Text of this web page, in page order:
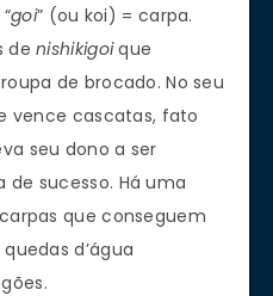
goi” (ou koi) = carpa.
denishikigoique
de brocado. No seu
vence cascatas, fato
seu dono a ser
de sucesso. Há uma
que conseguem
d’água